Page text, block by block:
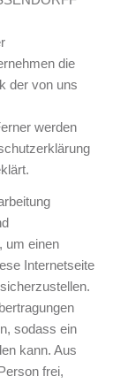
die
der von uns
werden
um einen
Internetseite
sodass ein
kann. Aus
frei,